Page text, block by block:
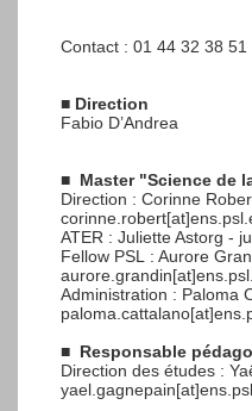
Contact : 01 44 32 38 51
■ Direction
Fabio D’Andrea
■ Master "Science de
Direction : Corinne
ATER : Juliette Astorg -
Fellow PSL : Aurore
Administration : Paloma
■ Responsable
Direction des études :